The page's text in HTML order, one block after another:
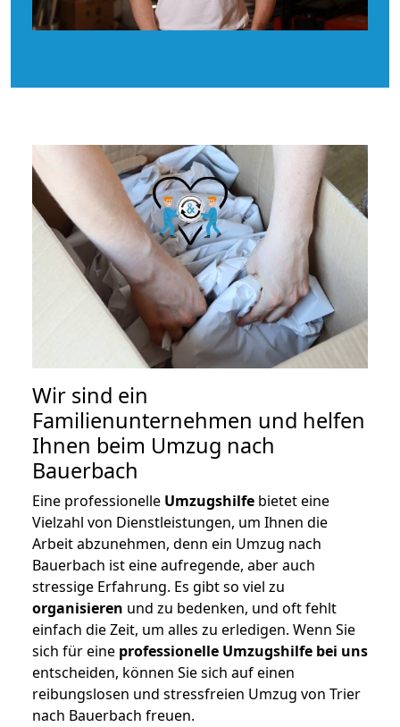
Wir sind ein
Familienunternehmen und helfen
Ihnen beim Umzug nach
Bauerbach
Eine professionelle Umzugshilfe bietet eine
Vielzahl von Dienstleistungen, um Ihnen die
Arbeit abzunehmen, denn ein Umzug nach
Bauerbach ist eine aufregende, aber auch
stressige Erfahrung. Es gibt so viel zu
organisieren und zu bedenken, und oft fehlt
einfach die Zeit, um alles zu erledigen. Wenn Sie
sich für eine professionelle Umzugshilfe bei uns
entscheiden, können Sie sich auf einen
reibungslosen und stressfreien Umzug von Trier
nach Bauerbach freuen.